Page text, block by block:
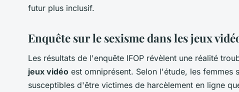
futur plus inclusif.
Enquête sur le sexisme dans les jeux
Les résultats de l'enquête IFOP révèlent une réalité
jeux vidéo est omniprésent. Selon l'étude, les femmes
susceptibles d'être victimes de harcèlement en ligne